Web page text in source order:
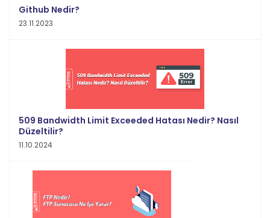
Github Nedir?
23.11.2023
509 Bandwidth Limit Exceeded Hatası Nedir? Nasıl
Düzeltilir?
11.10.2024